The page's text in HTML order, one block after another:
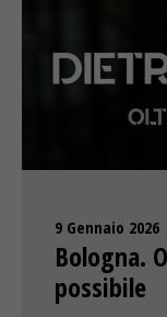
9 Gennaio 2026
Bologna.
possibile